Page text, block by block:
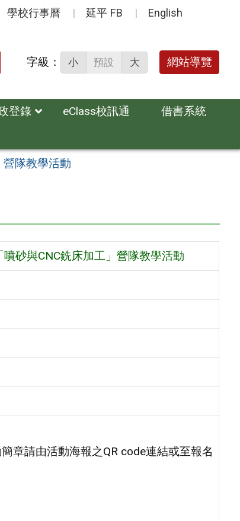
學校行事曆 延平 FB English
字級： 小 預設 大 網站導覽
登錄 eClass校訊通
借書系統
隊教學活動
砂與CNC銑床加工」營隊教學活動
章請由活動海報之QR code連結或至報名